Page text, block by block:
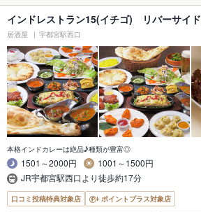
インドレストラン15(イチゴ) リバーサイド
居酒屋 宇都宮駅西口
本格インドカレーは絶品♪種類が豊富◎
1501～2000円
1001～1500円
JR宇都宮駅西口より徒歩約17分
口コミ投稿特典対象店 ポイントプラス対象店